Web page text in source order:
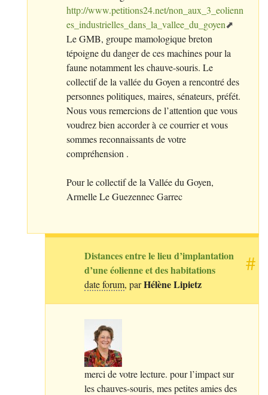
http://www.petitions24.net/non_aux_3_eolienn
es_industrielles_dans_la_vallee_du_goyen
LeGMB, groupe mamologique breton
tépoigne du danger de ces machines pour la
faune notamment les chauve-souris. Le
collectif de la vallée du Goyen a rencontré des
personnes politiques, maires, sénateurs, préfét.
Nous vous remercions de l’attention que vous
voudrez bien accorder à ce courrier et vous
sommes reconnaissants de votre
compréhension .
Pour le collectif de la Vallée du Goyen,
Armelle Le Guezennec Garrec
#
Distances entre le lieu d’implantation
d’une éolienne et des habitations
date forum, parHélène Lipietz
merci de votre lecture. pour l’impact sur
les chauves-souris, mes petites amies des